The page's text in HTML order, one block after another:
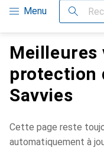
Navigation par
Menu Recherche
Meilleures
protection
Savvies
Cette page reste
automatiquement à